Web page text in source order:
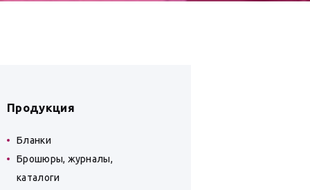
Продукция
Бланки
Брошюры, журналы,
каталоги